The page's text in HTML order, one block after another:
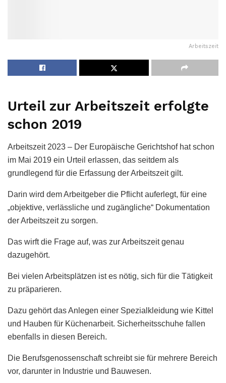
Arbeitszeit
Urteil zur Arbeitszeit erfolgte
schon 2019
Arbeitszeit 2023 – Der Europäische Gerichtshof hat schon
im Mai 2019 ein Urteil erlassen, das seitdem als
grundlegend für die Erfassung der Arbeitszeit gilt.
Darin wird dem Arbeitgeber die Pflicht auferlegt, für eine
„objektive, verlässliche und zugängliche“ Dokumentation
der Arbeitszeit zu sorgen.
Das wirft die Frage auf, was zur Arbeitszeit genau
dazugehört.
Bei vielen Arbeitsplätzen ist es nötig, sich für die Tätigkeit
zu präparieren.
Dazu gehört das Anlegen einer Spezialkleidung wie Kittel
und Hauben für Küchenarbeit. Sicherheitsschuhe fallen
ebenfalls in diesen Bereich.
Die Berufsgenossenschaft schreibt sie für mehrere Bereich
vor, darunter in Industrie und Bauwesen.